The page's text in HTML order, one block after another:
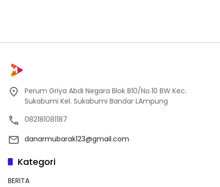
Perum Griya Abdi Negara Blok B10/No.10 BW Kec.
Sukabumi Kel. Sukabumi Bandar LAmpung
082181081187
danarmubarak123@gmail.com
Kategori
BERITA